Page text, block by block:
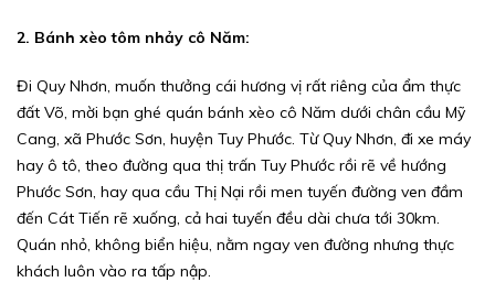
2. Bánh xèo tôm nhảy cô Năm:
Đi Quy Nhơn, muốn thưởng cái hương vị rất riêng của ẩm thực
đất Võ, mời bạn ghé quán bánh xèo cô Năm dưới chân cầu Mỹ
Cang, xã Phước Sơn, huyện Tuy Phước. Từ Quy Nhơn, đi xe máy
hay ô tô, theo đường qua thị trấn Tuy Phước rồi rẽ về hướng
Phước Sơn, hay qua cầu Thị Nại rồi men tuyến đường ven đầm
đến Cát Tiến rẽ xuống, cả hai tuyến đều dài chưa tới 30km.
Quán nhỏ, không biển hiệu, nằm ngay ven đường nhưng thực
khách luôn vào ra tấp nập.